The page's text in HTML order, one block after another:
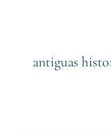
antiguas